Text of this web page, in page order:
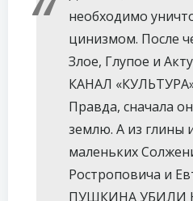
необходимо
цинизмом. После
Злое, Глупое и
КАНАЛ
Правда, сначала
землю. А из глины
маленьких
Ростроповича и
ПУШКИНА УБИЛИ